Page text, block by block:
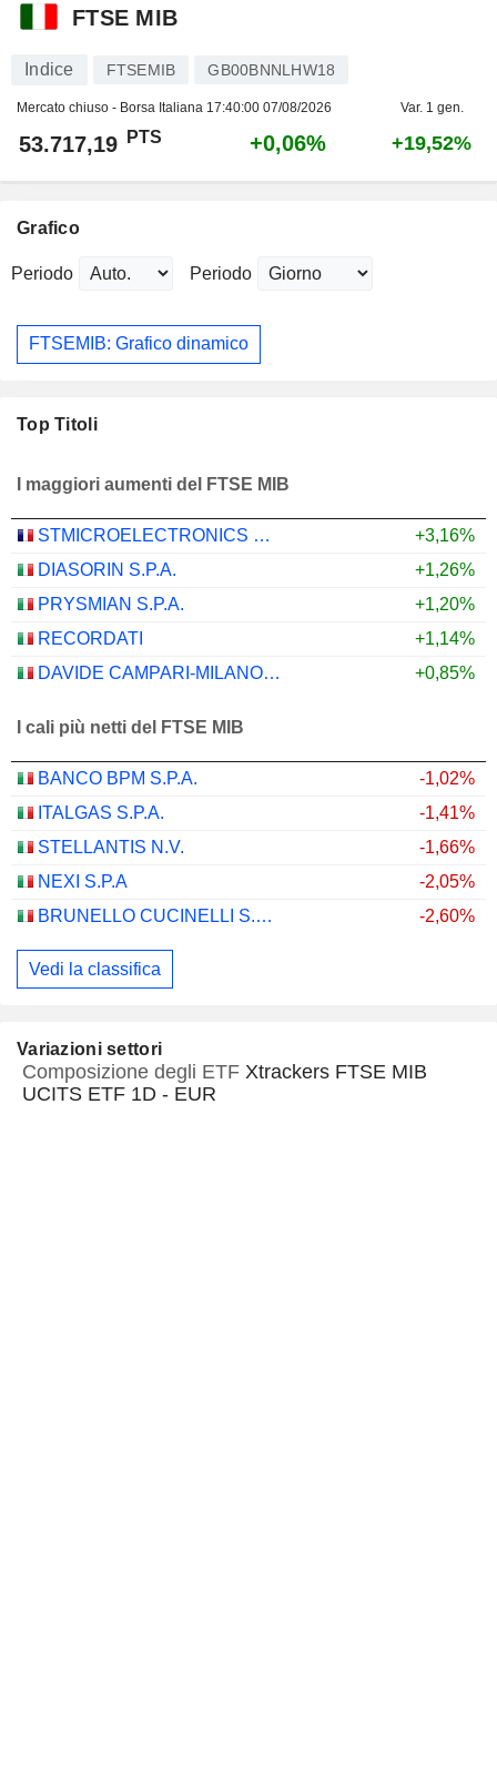
FTSE MIB
Indice FTSEMIB GB00BNNLHW18
Mercato chiuso - Borsa Italiana 17:40:00 07/08/2026 Var. 1 gen.
53.717,19 PTS +0,06% +19,52%
Grafico
Periodo Periodo
FTSEMIB: Grafico dinamico
Top Titoli
I maggiori aumenti del FTSE MIB
STMICROELECTRONICS N.V.
+3,16%
DIASORIN S.P.A.
+1,26%
PRYSMIAN S.P.A.
+1,20%
RECORDATI
+1,14%
DAVIDE CAMPARI-MILANO N.V.
+0,85%
I cali più netti del FTSE MIB
BANCO BPM S.P.A.
-1,02%
ITALGAS S.P.A.
-1,41%
STELLANTIS N.V.
-1,66%
NEXI S.P.A
-2,05%
BRUNELLO CUCINELLI S.P.A.
-2,60%
Vedi la classifica
Variazioni settori
Composizione degli ETF Xtrackers FTSE MIB
UCITS ETF 1D - EUR